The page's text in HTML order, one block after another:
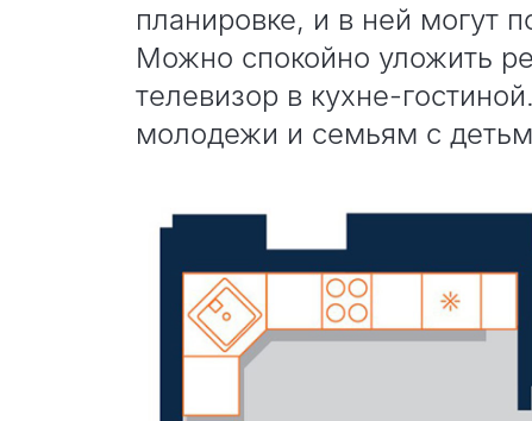
планировке, и в ней могут
Можно спокойно уложить
телевизор в кухне-
молодежи и семьям с